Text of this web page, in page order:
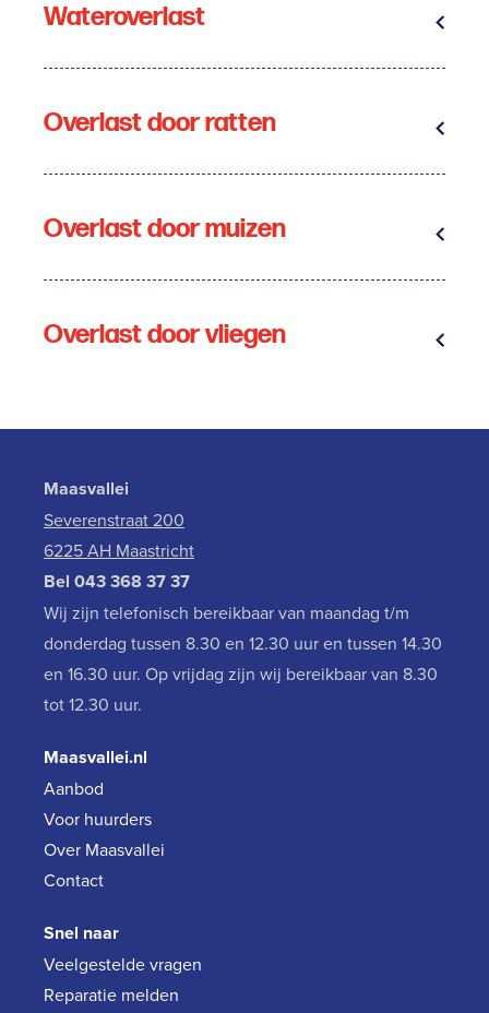
Wateroverlast
Overlast door ratten
Overlast door muizen
Overlast door vliegen
Maasvallei
Severenstraat 200
6225 AH Maastricht
Bel 043 368 37 37
Wij zijn telefonisch bereikbaar van maandag t/m
donderdag tussen 8.30 en 12.30 uur en tussen 14.30
en 16.30 uur. Op vrijdag zijn wij bereikbaar van 8.30
tot 12.30 uur.
Maasvallei.nl
Aanbod
Voor huurders
Over Maasvallei
Contact
Snel naar
Veelgestelde vragen
Reparatie melden